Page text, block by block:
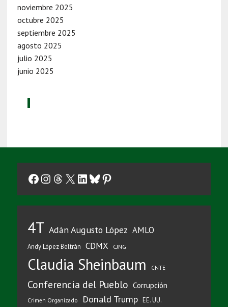
noviembre 2025
octubre 2025
septiembre 2025
agosto 2025
julio 2025
junio 2025
Facebook
Instagram
Threads
X LinkedIn
Bluesky
Pinterest
4T Adán Augusto López AMLO
Andy López Beltrán CDMX CJNG
Claudia Sheinbaum CNTE
Conferencia del Pueblo Corrupción
Crimen Organizado Donald Trump EE. UU.